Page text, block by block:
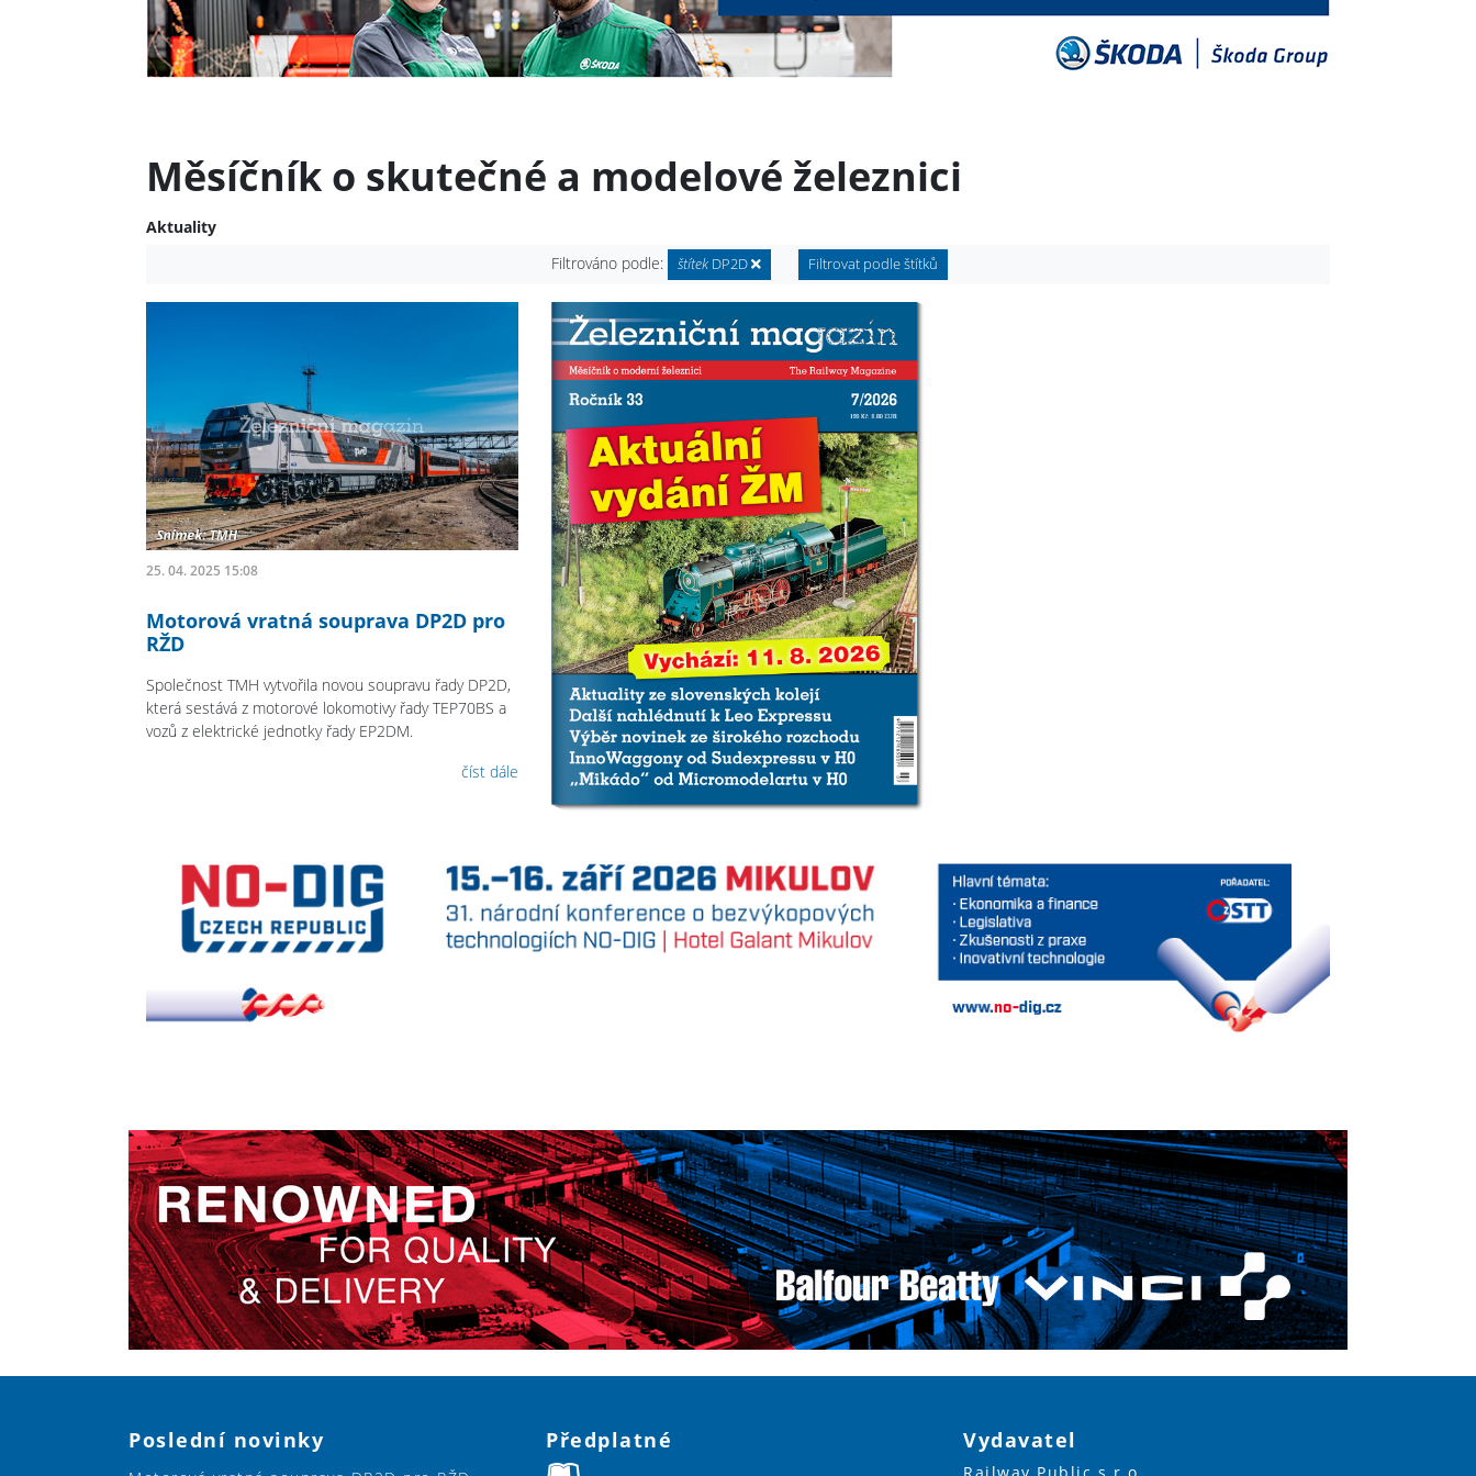
Měsíčník o skutečné a modelové železnici
Aktuality
Filtrováno podle:
štítek DP2D Filtrovat podle štítků
25. 04. 2025 15:08
Motorová vratná souprava DP2D pro
RŽD
Společnost TMH vytvořila novou soupravu řady DP2D,
která sestává z motorové lokomotivy řady TEP70BS a
vozů z elektrické jednotky řady EP2DM.
číst dále
Poslední novinky Předplatné Vydavatel